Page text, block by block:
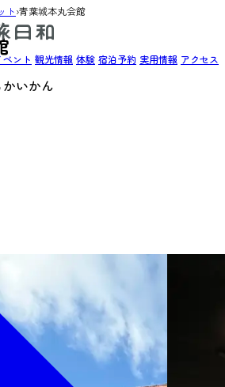
ベント 観光情報 体験 宿泊予約 実用情報 アクセス
ト›青葉城本丸会館
いかん